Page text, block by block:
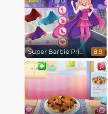
Super Barbie Princess and Rockstar 8.9